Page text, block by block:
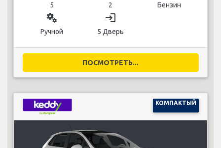
5 2 Бензин
miscellaneous_services
Ручной
login
5 Дверь
ПОСМОТРЕТЬ...
КОМПАКТЫЙ